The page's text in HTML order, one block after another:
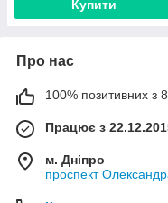
Купити
Про нас
100% позитивних з
Працює з
м. Дніпро
проспект